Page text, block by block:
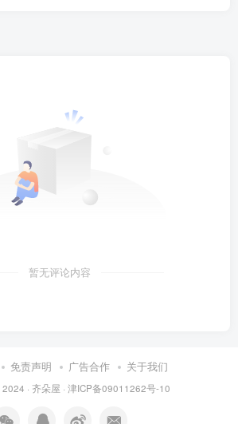
暂无评论内容
免责声明 广告合作 关于我们
· 齐朵屋 · 津ICP备09011262号-10